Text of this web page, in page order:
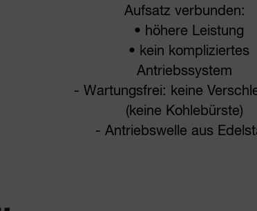
Aufsatz verbunden:
• höhere Leistung
• kein kompliziertes
Antriebssystem
- Wartungsfrei: keine
(keine Kohlebürste)
- Antriebswelle aus